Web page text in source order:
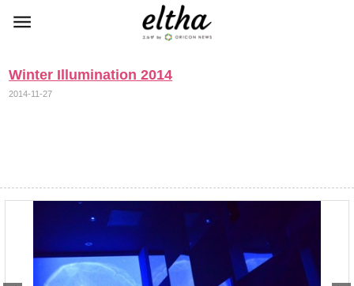
Winter Illumination 2014
2014-11-27